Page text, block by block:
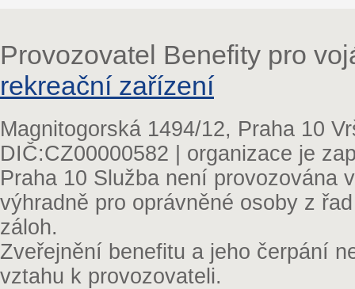
Provozovatel Benefity pro
rekreační zařízení
Magnitogorská 1494/12, Praha 10
DIČ:CZ00000582 | organizace je
Praha 10 Služba není provozována
výhradně pro oprávněné osoby z
záloh.
Zveřejnění benefitu a jeho čerpání
vztahu k provozovateli.